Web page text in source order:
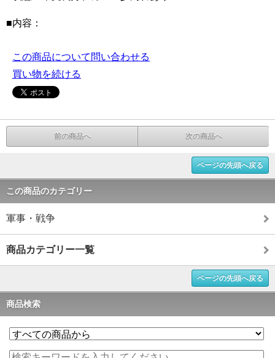
■内容：
この商品について問い合わせる
買い物を続ける
前の商品へ 次の商品へ
ページの先頭へ戻る
この商品のカテゴリー
軍事・戦争
商品カテゴリー一覧
ページの先頭へ戻る
商品検索